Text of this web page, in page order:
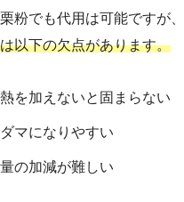
栗粉でも代用は可能ですが、
は以下の欠点があります。
熱を加えないと固まらない
ダマになりやすい
量の加減が難しい